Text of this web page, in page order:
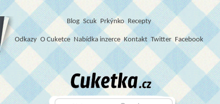
Blog Scuk Prkýnko Recepty
Odkazy O Cuketce Nabídka inzerce Kontakt Twitter Facebook